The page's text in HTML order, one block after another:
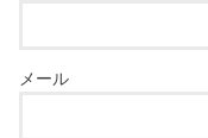
メール